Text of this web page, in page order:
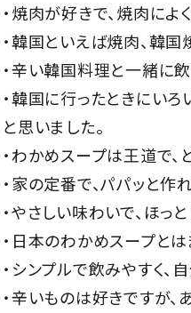
・焼肉が好きで、焼肉によ
・韓国といえば焼肉、韓
・辛い韓国料理と一緒に飲
・韓国に行ったときにい
と思いました。
・わかめスープは王道で、
・家の定番で、パパッと作
・やさしい味わいで、ほっ
・日本のわかめスープと
・シンプルで飲みやすく、
・辛いものは好きですが、